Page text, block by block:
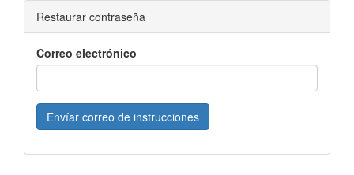
Restaurar contraseña
Correo electrónico
Envíar correo de instrucciones